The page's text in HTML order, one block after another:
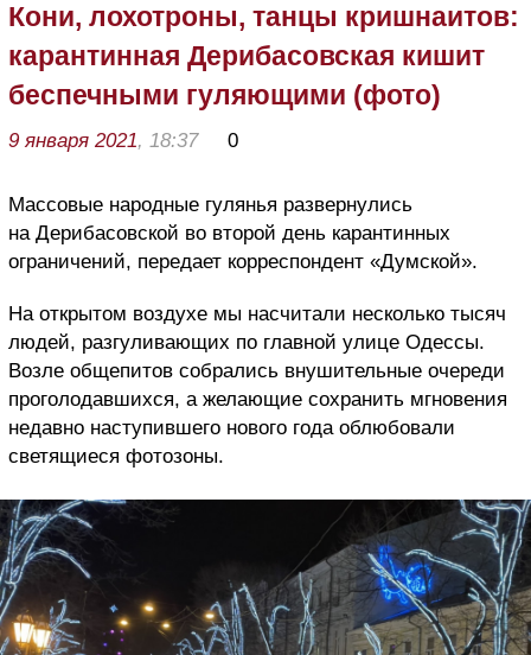
Кони, лохотроны, танцы кришнаитов:
карантинная Дерибасовская кишит
беспечными гуляющими (фото)
9 января 2021, 18:37 0
Массовые народные гулянья развернулись
на Дерибасовской во второй день карантинных
ограничений, передает корреспондент «Думской».
На открытом воздухе мы насчитали несколько тысяч
людей, разгуливающих по главной улице Одессы.
Возле общепитов собрались внушительные очереди
проголодавшихся, а желающие сохранить мгновения
недавно наступившего нового года облюбовали
светящиеся фотозоны.